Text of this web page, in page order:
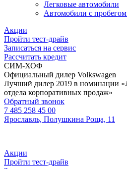
Легковые автомобили
Автомобили с
Акции
Пройти тест-драйв
Записаться на сервис
Рассчитать кредит
СИМ-ХОФ
Официальный дилер Volkswagen
Лучший дилер 2019 в номинации
отдела корпоративных продаж»
Обратный звонок
7 485 258 45 00
Ярославль, Полушкина Роща, 11
Акции
Пройти тест-драйв